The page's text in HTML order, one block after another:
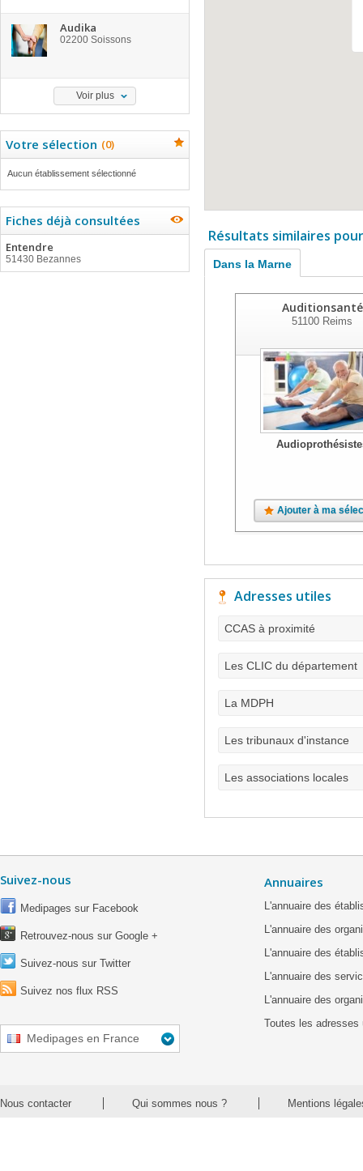
Audika
02200 Soissons
Voir plus
Votre sélection (0)
Aucun établissement sélectionné
Fiches déjà consultées
Entendre
51430 Bezannes
Résultats similaires
Dans la Marne
Auditionsanté
51100 Reims
Ajouter à ma
Adresses utiles
CCAS à proximité
Les CLIC du département
La MDPH
Les tribunaux d'instance
Les associations locales
Suivez-nous
Medipages sur Facebook
Retrouvez-nous sur Google +
Suivez-nous sur Twitter
Suivez nos flux RSS
Medipages en France
Annuaires
L'annuaire des
L'annuaire des
L'annuaire des
L'annuaire des
L'annuaire des
Toutes les adresses
Nous contacter Qui sommes nous ? Mentions